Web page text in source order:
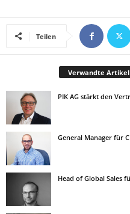
Teilen
Verwandte Artikel
PIK AG stärkt den
General Manager für
Head of Global Sales